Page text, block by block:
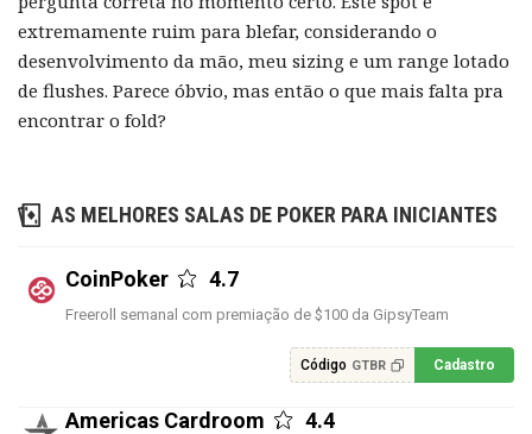
extremamente ruim para blefar, considerando o
desenvolvimento da mão, meu sizing e um range lotado
de flushes. Parece óbvio, mas então o que mais falta pra
encontrar o fold?
AS MELHORES SALAS DE POKER PARA INICIANTES
CoinPoker 4.7
Freeroll semanal com premiação de $100 da GipsyTeam
Código GTBR Cadastro
Americas Cardroom 4.4